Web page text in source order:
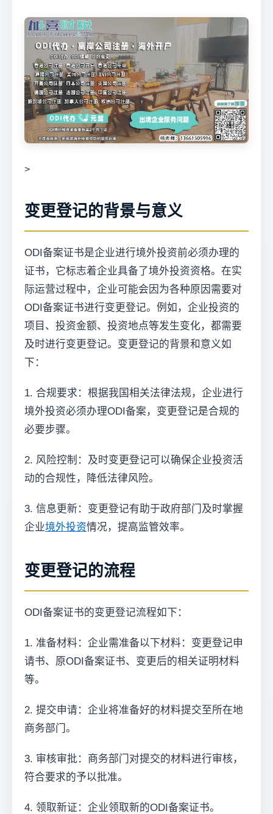
>
变更登记的背景与意义
ODI备案证书是企业进行境外投资前必须办理的
证书，它标志着企业具备了境外投资资格。在实
际运营过程中，企业可能会因为各种原因需要对
ODI备案证书进行变更登记。例如，企业投资的
项目、投资金额、投资地点等发生变化，都需要
及时进行变更登记。变更登记的背景和意义如
下：
1. 合规要求：根据我国相关法律法规，企业进行
境外投资必须办理ODI备案，变更登记是合规的
必要步骤。
2. 风险控制：及时变更登记可以确保企业投资活
动的合规性，降低法律风险。
3. 信息更新：变更登记有助于政府部门及时掌握
企业境外投资情况，提高监管效率。
变更登记的流程
ODI备案证书的变更登记流程如下：
1. 准备材料：企业需准备以下材料：变更登记申
请书、原ODI备案证书、变更后的相关证明材料
等。
2. 提交申请：企业将准备好的材料提交至所在地
商务部门。
3. 审核审批：商务部门对提交的材料进行审核，
符合要求的予以批准。
4. 领取新证：企业领取新的ODI备案证书。